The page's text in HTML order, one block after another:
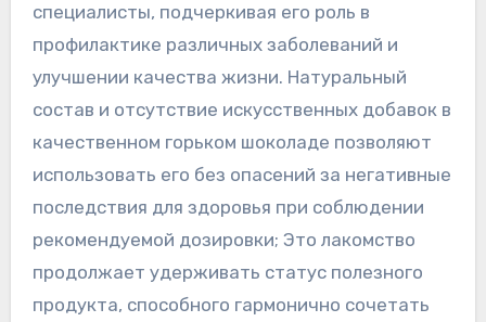
специалисты‚ подчеркивая его роль в
профилактике различных заболеваний и
улучшении качества жизни. Натуральный
состав и отсутствие искусственных добавок в
качественном горьком шоколаде позволяют
использовать его без опасений за негативные
последствия для здоровья при соблюдении
рекомендуемой дозировки; Это лакомство
продолжает удерживать статус полезного
продукта‚ способного гармонично сочетать